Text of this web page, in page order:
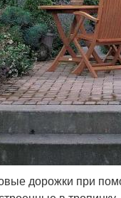
дорожки при